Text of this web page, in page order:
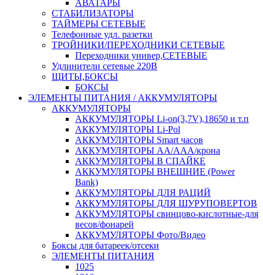
АВАТАРЫ
СТАБИЛИЗАТОРЫ
ТАЙМЕРЫ СЕТЕВЫЕ
Телефонные удл. разетки
ТРОЙНИКИ/ПЕРЕХОДНИКИ СЕТЕВЫЕ
Переходники универ,СЕТЕВЫЕ
Удлинители сетевые 220В
ЩИТЫ,БОКСЫ
БОКСЫ
ЭЛЕМЕНТЫ ПИТАНИЯ / АККУМУЛЯТОРЫ
АККУМУЛЯТОРЫ
АККУМУЛЯТОРЫ Li-on(3,7V),18650 и т.п
АККУМУЛЯТОРЫ Li-Pol
АККУМУЛЯТОРЫ Smart часов
АККУМУЛЯТОРЫ АА/ААА/крона
АККУМУЛЯТОРЫ В СПАЙКЕ
АККУМУЛЯТОРЫ ВНЕШНИЕ (Power
Bank)
АККУМУЛЯТОРЫ ДЛЯ РАЦИЙ
АККУМУЛЯТОРЫ ДЛЯ ШУРУПОВЕРТОВ
АККУМУЛЯТОРЫ свинцово-кислотные-для
весов/фонарей
АККУМУЛЯТОРЫ Фото/Видео
Боксы для батареек/отсеки
ЭЛЕМЕНТЫ ПИТАНИЯ
1025